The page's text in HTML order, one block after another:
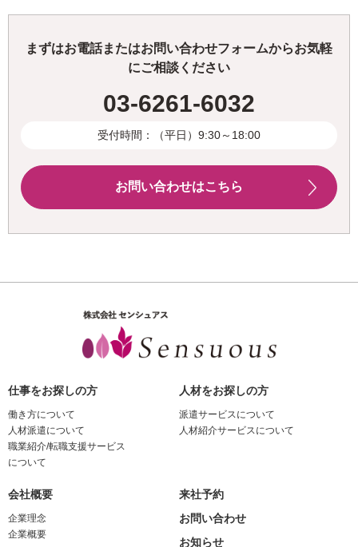
まずはお電話またはお問い合わせフォームからお気軽
にご相談ください
03-6261-6032
受付時間：（平日）9:30～18:00
お問い合わせはこちら
仕事をお探しの方
働き方について
人材派遣について
職業紹介/転職支援サービス
について
人材をお探しの方
派遣サービスについて
人材紹介サービスについて
会社概要
企業理念
企業概要
来社予約
お問い合わせ
お知らせ